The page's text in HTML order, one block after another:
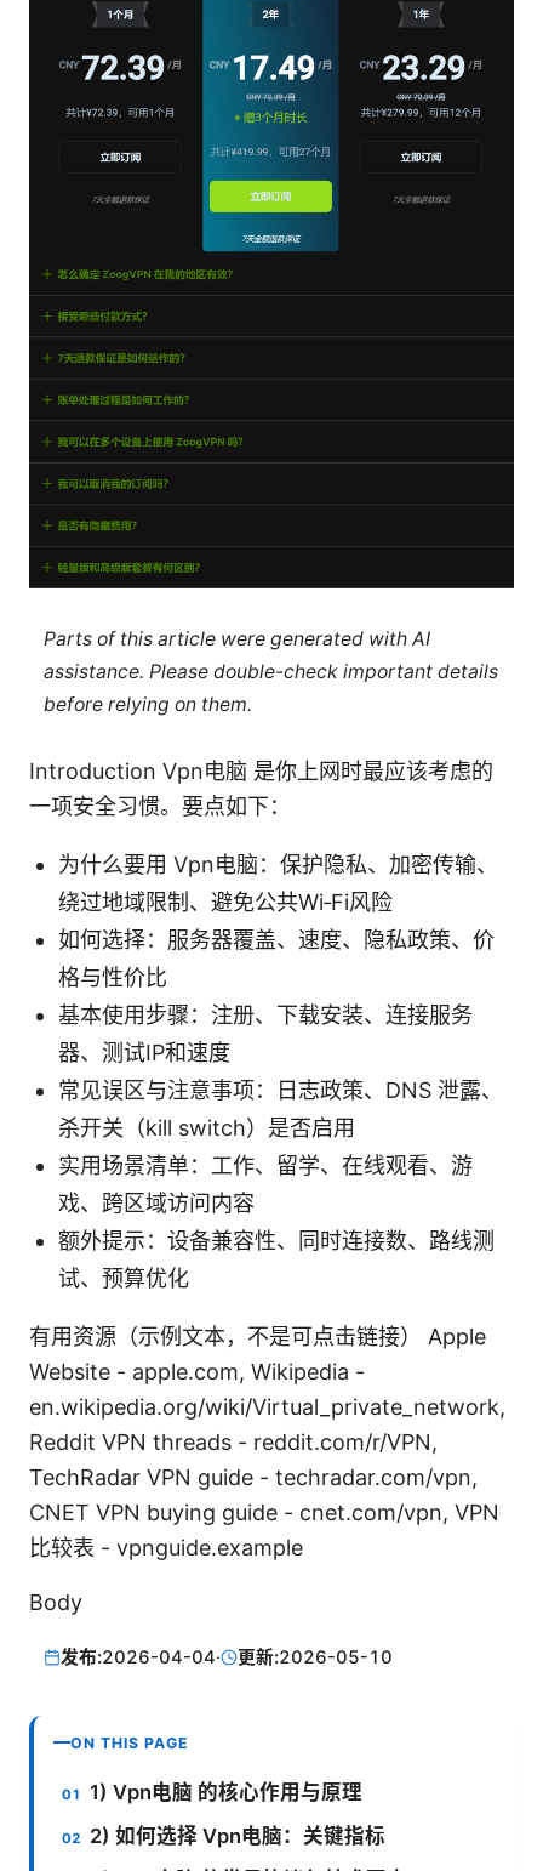
Parts of this article were generated with AI
assistance. Please double-check important details
before relying on them.
Introduction Vpn电脑 是你上网时最应该考虑的
一项安全习惯。要点如下：
为什么要用 Vpn电脑：保护隐私、加密传输、
绕过地域限制、避免公共Wi‑Fi风险
如何选择：服务器覆盖、速度、隐私政策、价
格与性价比
基本使用步骤：注册、下载安装、连接服务
器、测试IP和速度
常见误区与注意事项：日志政策、DNS 泄露、
杀开关（kill switch）是否启用
实用场景清单：工作、留学、在线观看、游
戏、跨区域访问内容
额外提示：设备兼容性、同时连接数、路线测
试、预算优化
有用资源（示例文本，不是可点击链接） Apple
Website - apple.com, Wikipedia -
en.wikipedia.org/wiki/Virtual_private_network,
Reddit VPN threads - reddit.com/r/VPN,
TechRadar VPN guide - techradar.com/vpn,
CNET VPN buying guide - cnet.com/vpn, VPN
比较表 - vpnguide.example
Body
发布:2026-04-04· 更新:2026-05-10
ON THIS PAGE
1) Vpn电脑 的核心作用与原理
2) 如何选择 Vpn电脑：关键指标